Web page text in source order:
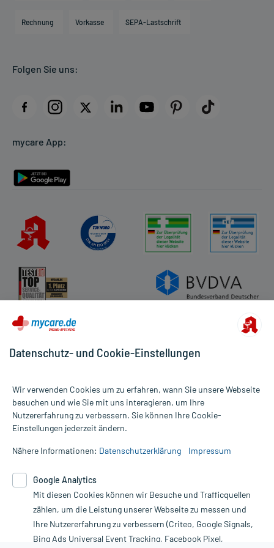
Direktabrechnung PKV
AGB
Datenschutz
Rückgabe/Widerruf
Rechnung Vorkasse SEPA-Lastschrift
Folgen Sie uns:
mycare App:
Alle Preise gelten inkl. MwSt., ggf. zzgl. Versandkosten
Informationen auf dieser Website werden ausschließlich für
die Untersuchung und Behandlung durch einen Arzt. Bitte
Therapien eingeleitet werden können. | Diese Webseite benutzt
Google Analytics. Lesen Sie bitte dazu die wichtigen Hinweise in
unserer Datenschutzerklärung. Für den Widerruf einer Bestellung
nutzen Sie das Formular:
Datenschutz- und Cookie-Einstellungen
Wir verwenden Cookies um zu erfahren, wann Sie unsere Webseite
besuchen und wie Sie mit uns interagieren, um Ihre
Nutzererfahrung zu verbessern. Sie können Ihre Cookie-
Einstellungen jederzeit ändern.
Nähere Informationen: Datenschutzerklärung Impressum
Google Analytics
Mit diesen Cookies können wir Besuche und Trafficquellen
zählen, um die Leistung unserer Webseite zu messen und
Ihre Nutzererfahrung zu verbessern (Criteo, Google Signals,
Bing Ads Universal Event Tracking, Facebook Pixel,